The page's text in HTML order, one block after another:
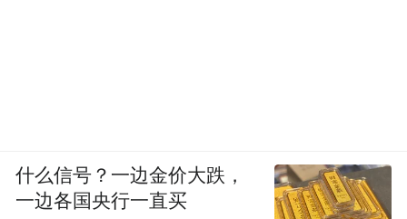
什么信号？一边金价大跌，
一边各国央行一直买